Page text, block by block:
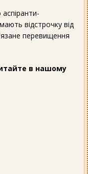
відстрочку від
перевищення
в нашому